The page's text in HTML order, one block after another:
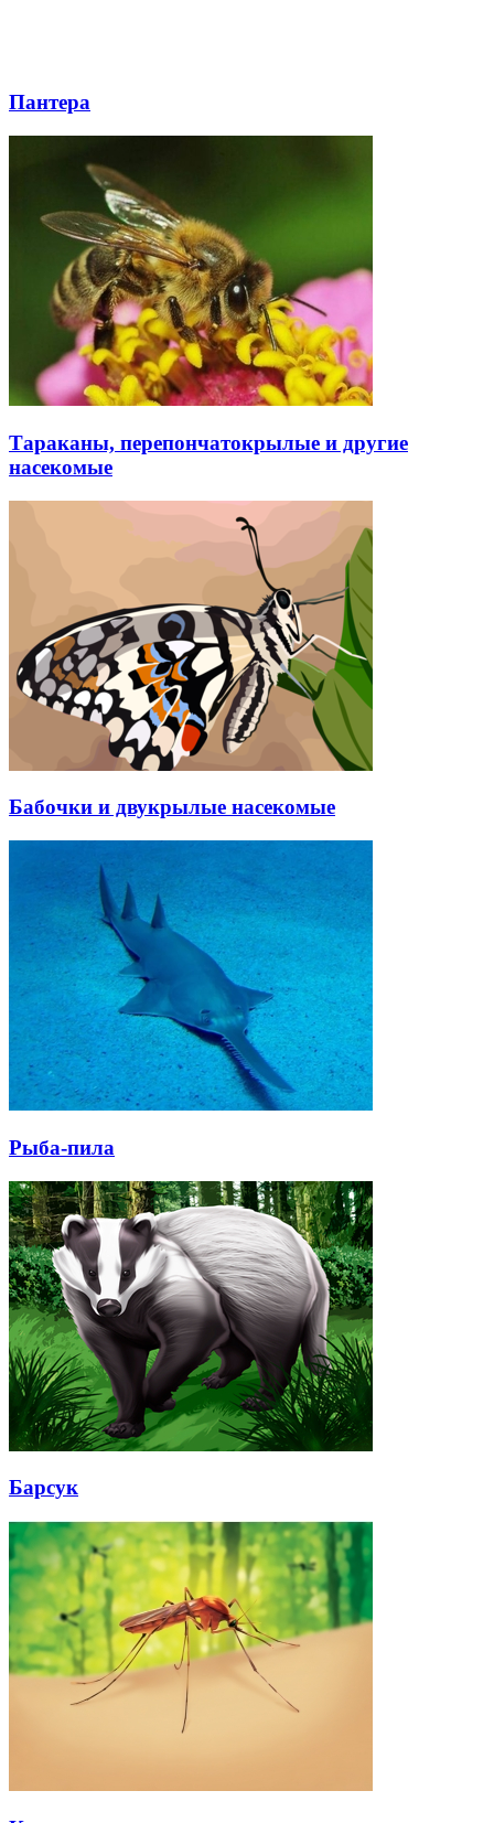
Пантера
Тараканы, перепончатокрылые и другие
насекомые
Бабочки и двукрылые насекомые
Рыба-пила
Барсук